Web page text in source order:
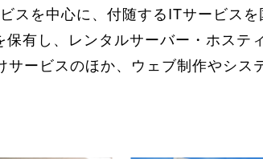
スを中心に、付随するITサービスを
有し、レンタルサーバー・ホステ
ービスのほか、ウェブ制作やシス